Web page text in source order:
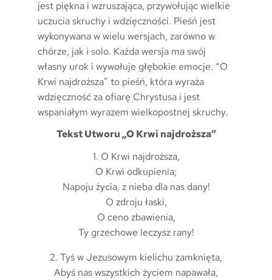
jest piękna i wzruszająca, przywołując wielkie
uczucia skruchy i wdzięczności. Pieśń jest
wykonywana w wielu wersjach, zarówno w
chórze, jak i solo. Każda wersja ma swój
własny urok i wywołuje głębokie emocje. “O
Krwi najdroższa” to pieśń, która wyraża
wdzięczność za ofiarę Chrystusa i jest
wspaniałym wyrazem wielkopostnej skruchy.
Tekst Utworu „O Krwi najdroższa”
1. O Krwi najdroższa,
O Krwi odkupienia;
Napoju życia, z nieba dla nas dany!
O zdroju łaski,
O ceno zbawienia,
Ty grzechowe leczysz rany!
2. Tyś w Jezusowym kielichu zamknięta,
Abyś nas wszystkich życiem napawała,